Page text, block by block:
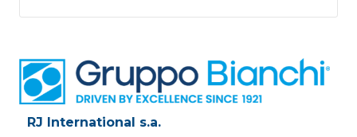
RJ International s.a.